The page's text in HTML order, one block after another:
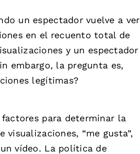
un espectador vuelve a ver
en el recuento total de
y un espectador
embargo, la pregunta es,
legítimas?
para determinar la
“me gusta”,
vídeo. La política de